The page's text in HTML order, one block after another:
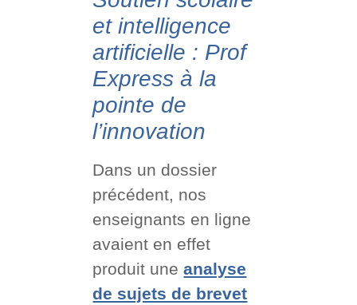
et intelligence
artificielle : Prof
Express à la
pointe de
l’innovation
Dans un dossier
précédent, nos
enseignants en ligne
avaient en effet
produit uneanalyse
de sujets de brevet